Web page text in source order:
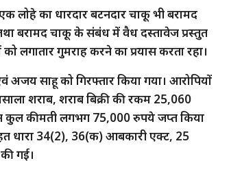
लोहे का धारदार बटनदार चाकू भी बरामद
बरामद चाकू के संबंध में वैध दस्तावेज प्रस्तुत
लगातार गुमराह करने का प्रयास करता रहा।
अजय साहू को गिरफ्तार किया गया। आरोपियों
शराब, शराब बिक्री की रकम 25,060
कुल कीमती लगभग 75,000 रुपये जप्त किया
धारा 34(2), 36(क) आबकारी एक्ट, 25
गई।